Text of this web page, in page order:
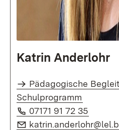
Katrin Anderlohr
Pädagogische
Schulprogramm
Telefon:
07171 91 72 35
E-Mail: